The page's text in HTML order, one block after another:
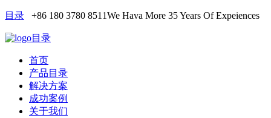
目录 +86 180 3780 8511We Hava More 35 Years Of Expeiences
目录
首页
产品目录
解决方案
成功案例
关于我们